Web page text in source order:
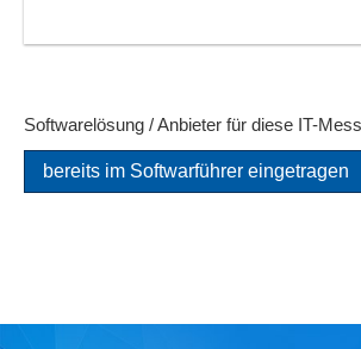
Softwarelösung / Anbieter für diese IT-
bereits im Softwarführer eingetragen